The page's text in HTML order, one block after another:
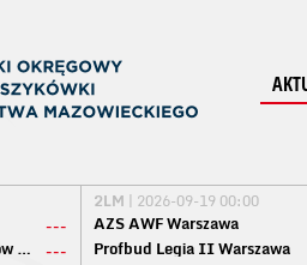
---
Sokół Grupa Avista Ostrów Maz. ---
2LM | 2026-09-19 00:00
AZS AWF Warszawa
Profbud Legia II Warszawa